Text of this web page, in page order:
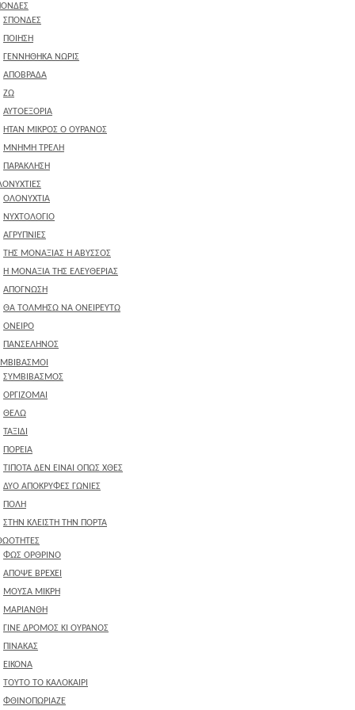
ΣΠΟΝΔΕΣ
ΠΟΙΗΣΗ
ΓΕΝΝΗΘΗΚΑ ΝΩΡΙΣ
ΑΠΟΒΡΑΔΑ
ΖΩ
ΑΥΤΟΕΞΟΡΙΑ
ΗΤΑΝ ΜΙΚΡΟΣ Ο ΟΥΡΑΝΟΣ
ΜΝΗΜΗ ΤΡΕΛΗ
ΠΑΡΑΚΛΗΣΗ
ΟΛΟΝΥΧΤΙΑ
ΝΥΧΤΟΛΟΓΙΟ
ΑΓΡΥΠΝΙΕΣ
ΤΗΣ ΜΟΝΑΞΙΑΣ Η ΑΒΥΣΣΟΣ
Η ΜΟΝΑΞΙΑ ΤΗΣ ΕΛΕΥΘΕΡΙΑΣ
ΑΠΟΓΝΩΣΗ
ΘΑ ΤΟΛΜΗΣΩ ΝΑ ΟΝΕΙΡΕΥΤΩ
ΟΝΕΙΡΟ
ΠΑΝΣΕΛΗΝΟΣ
ΣΥΜΒΙΒΑΣΜΟΣ
ΟΡΓΙΖΟΜΑΙ
ΘΕΛΩ
ΤΑΞΙΔΙ
ΠΟΡΕΙΑ
ΤΙΠΟΤΑ ΔΕΝ ΕΙΝΑΙ ΟΠΩΣ ΧΘΕΣ
ΔΥΟ ΑΠΟΚΡΥΦΕΣ ΓΩΝΙΕΣ
ΠΟΛΗ
ΣΤΗΝ ΚΛΕΙΣΤΗ ΤΗΝ ΠΟΡΤΑ
ΦΩΣ ΟΡΘΡΙΝΟ
ΑΠΟΨΕ ΒΡΕΧΕΙ
ΜΟΥΣΑ ΜΙΚΡΗ
ΜΑΡΙΑΝΘΗ
ΓΙΝΕ ΔΡΟΜΟΣ ΚΙ ΟΥΡΑΝΟΣ
ΠΙΝΑΚΑΣ
ΕΙΚΟΝΑ
ΤΟΥΤΟ ΤΟ ΚΑΛΟΚΑΙΡΙ
ΦΘΙΝΟΠΩΡΙΑΖΕ